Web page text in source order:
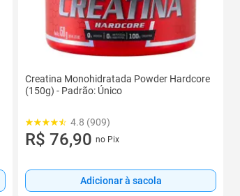
Creatina Monohidratada Powder Hardcore
(150g) - Padrão: Único
4.8 (909)
R$ 76,90 no Pix
Adicionar à sacola